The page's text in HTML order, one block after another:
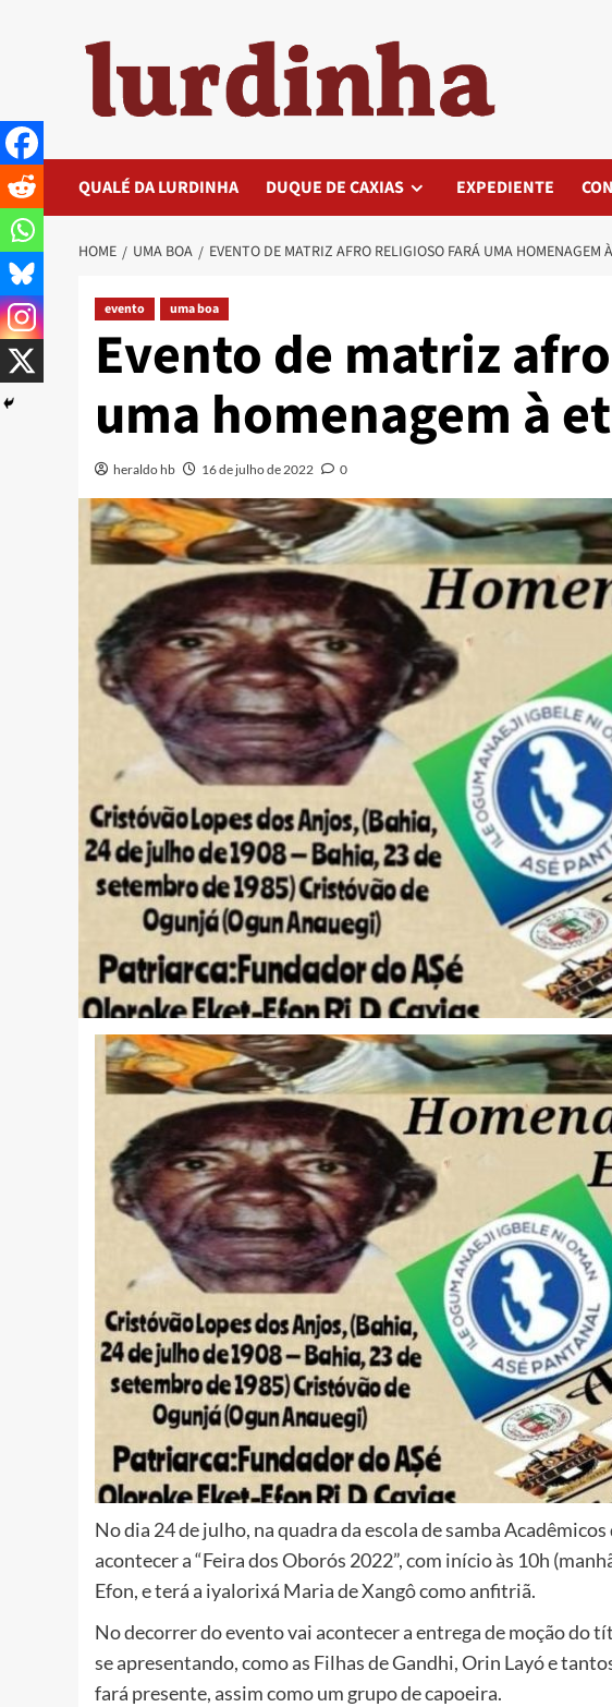
QUALÉ DA LURDINHA DUQUE DE CAXIAS EXPEDIENTE
HOME UMA BOA EVENTO DE MATRIZ AFRO RELIGIOSO FARÁ UMA HOMENAGEM
evento uma boa
Evento de matriz
uma homenagem à
heraldo hb 16 de julho de 2022 0
No dia 24 de julho, na quadra da escola de samba
acontecer a “Feira dos Oborós 2022”, com início às 10h
Efon, e terá a iyalorixá Maria de Xangô como anfitriã.
No decorrer do evento vai acontecer a entrega de moção do
se apresentando, como as Filhas de Gandhi, Orin Layó e
fará presente, assim como um grupo de capoeira.